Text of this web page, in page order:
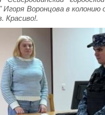
Игоря Воронцова в
Красиво!.